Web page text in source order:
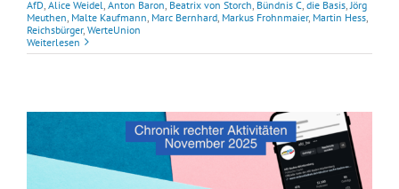
AfD Alice Weidel Anton Baron Beatrix von Storch Bündnis C die Basis Jörg
Meuthen Malte Kaufmann Marc Bernhard Markus Frohnmaier, Martin Hess
Reichsbürger, WerteUnion
Weiterlesen